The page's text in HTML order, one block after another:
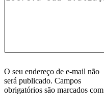
O seu endereço de e-mail não
será publicado. Campos
obrigatórios são marcados com